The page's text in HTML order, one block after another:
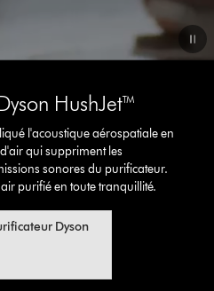
HushJet™
l'acoustique aérospatiale en
qui suppriment les
sonores du purificateur.
purifié en toute tranquillité.
Dyson